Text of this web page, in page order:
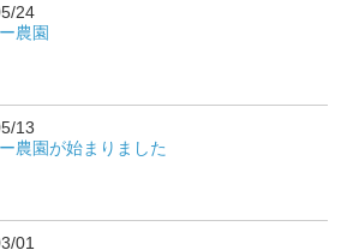
24
農園
13
農園が始まりました
01